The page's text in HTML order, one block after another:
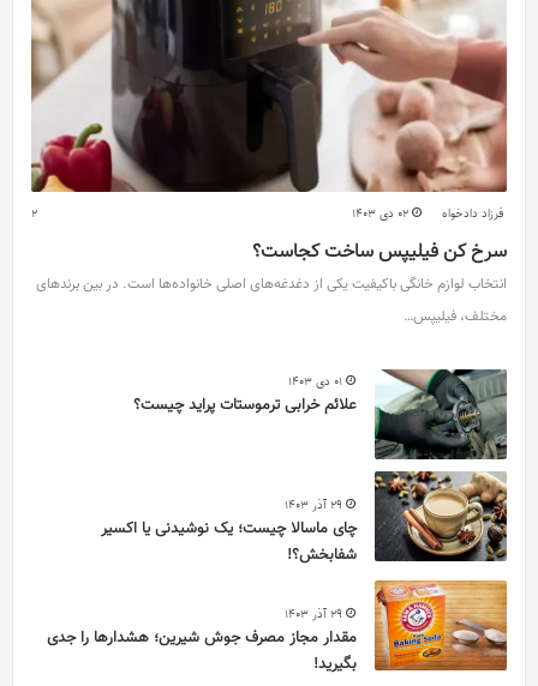
فرزاد دادخواه 02 دی 1403 2
سرخ کن فیلیپس ساخت کجاست؟
انتخاب لوازم خانگی باکیفیت یکی از دغدغه‌های اصلی خانواده‌ها است. در بین برندهای
مختلف، فیلیپس…
01 دی 1403
علائم خرابی ترموستات پراید چیست؟
29 آذر 1403
چای ماسالا چیست؛ یک نوشیدنی یا اکسیر
شفابخش؟!
29 آذر 1403
مقدار مجاز مصرف جوش شیرین؛ هشدارها را جدی
بگیرید!